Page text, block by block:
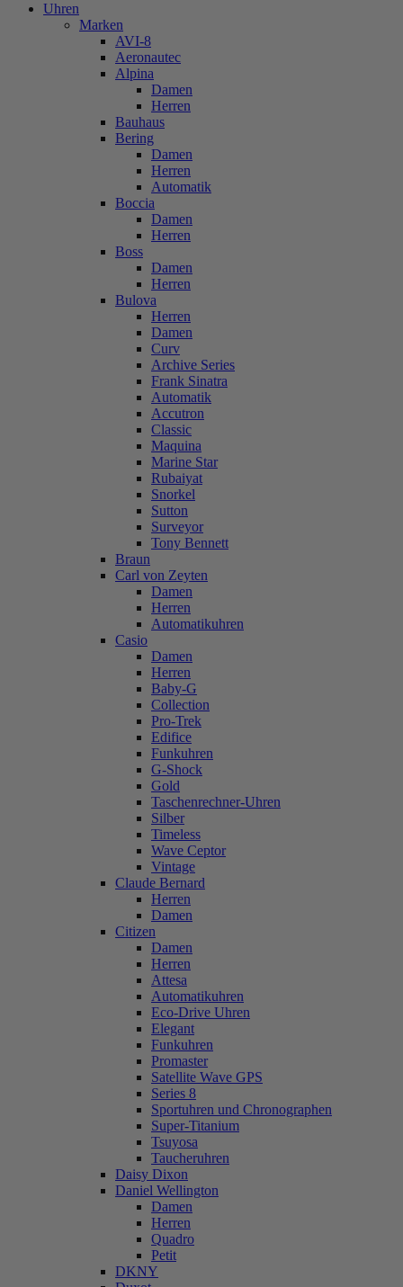
Uhren
Marken
AVI-8
Aeronautec
Alpina
Damen
Herren
Bauhaus
Bering
Damen
Herren
Automatik
Boccia
Damen
Herren
Boss
Damen
Herren
Bulova
Herren
Damen
Curv
Archive Series
Frank Sinatra
Automatik
Accutron
Classic
Maquina
Marine Star
Rubaiyat
Snorkel
Sutton
Surveyor
Tony Bennett
Braun
Carl von Zeyten
Damen
Herren
Automatikuhren
Casio
Damen
Herren
Baby-G
Collection
Pro-Trek
Edifice
Funkuhren
G-Shock
Gold
Taschenrechner-Uhren
Silber
Timeless
Wave Ceptor
Vintage
Claude Bernard
Herren
Damen
Citizen
Damen
Herren
Attesa
Automatikuhren
Eco-Drive Uhren
Elegant
Funkuhren
Promaster
Satellite Wave GPS
Series 8
Sportuhren und Chronographen
Super-Titanium
Tsuyosa
Taucheruhren
Daisy Dixon
Daniel Wellington
Damen
Herren
Quadro
Petit
DKNY